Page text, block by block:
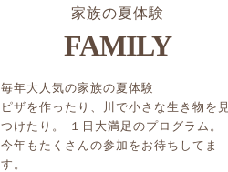
家族の夏体験
FAMILY
毎年大人気の家族の夏体験
ピザを作ったり、川で小さな生き物を見
つけたり。 １日大満足のプログラム。
今年もたくさんの参加をお待ちしてま
す。